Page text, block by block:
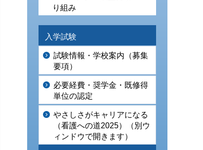
り組み
入学試験
試験情報・学校案内（募集
要項）
必要経費・奨学金・既修得
単位の認定
やさしさがキャリアになる
（看護への道2025）（別ウ
ィンドウで開きます）